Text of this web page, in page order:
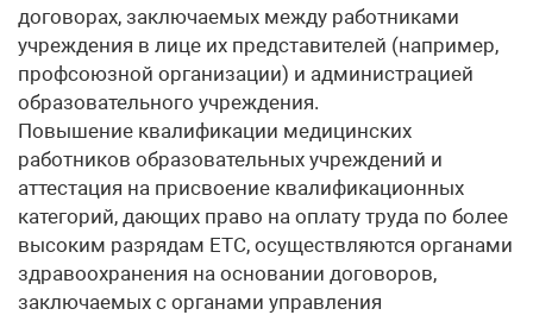
договорах, заключаемых между работниками
учреждения в лице их представителей (например,
профсоюзной организации) и администрацией
образовательного учреждения.
Повышение квалификации медицинских
работников образовательных учреждений и
аттестация на присвоение квалификационных
категорий, дающих право на оплату труда по более
высоким разрядам ЕТС, осуществляются органами
здравоохранения на основании договоров,
заключаемых с органами управления